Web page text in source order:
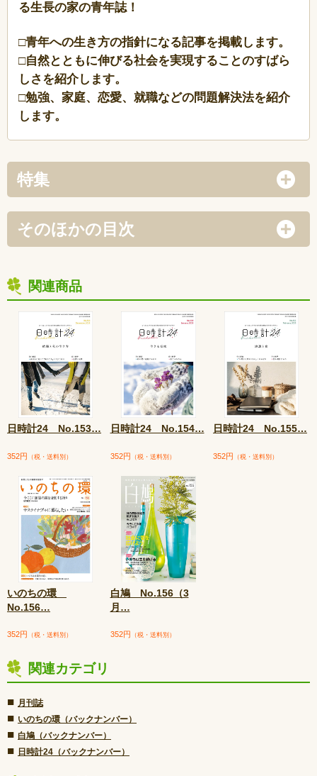
る生長の家の青年誌！
□青年への生き方の指針になる記事を掲載します。
□自然とともに伸びる社会を実現することのすばら
しさを紹介します。
□勉強、家庭、恋愛、就職などの問題解決法を紹介
します。
特集
そのほかの目次
関連商品
日時計24 No.153…
352円 （税・送料別）
日時計24 No.154…
352円 （税・送料別）
日時計24 No.155…
352円 （税・送料別）
いのちの環
No.156…
352円 （税・送料別）
白鳩 No.156（3
月 …
352円 （税・送料別）
関連カテゴリ
■ 月刊誌
■ いのちの環（バックナンバー）
■ 白鳩（バックナンバー）
■ 日時計24（バックナンバー）